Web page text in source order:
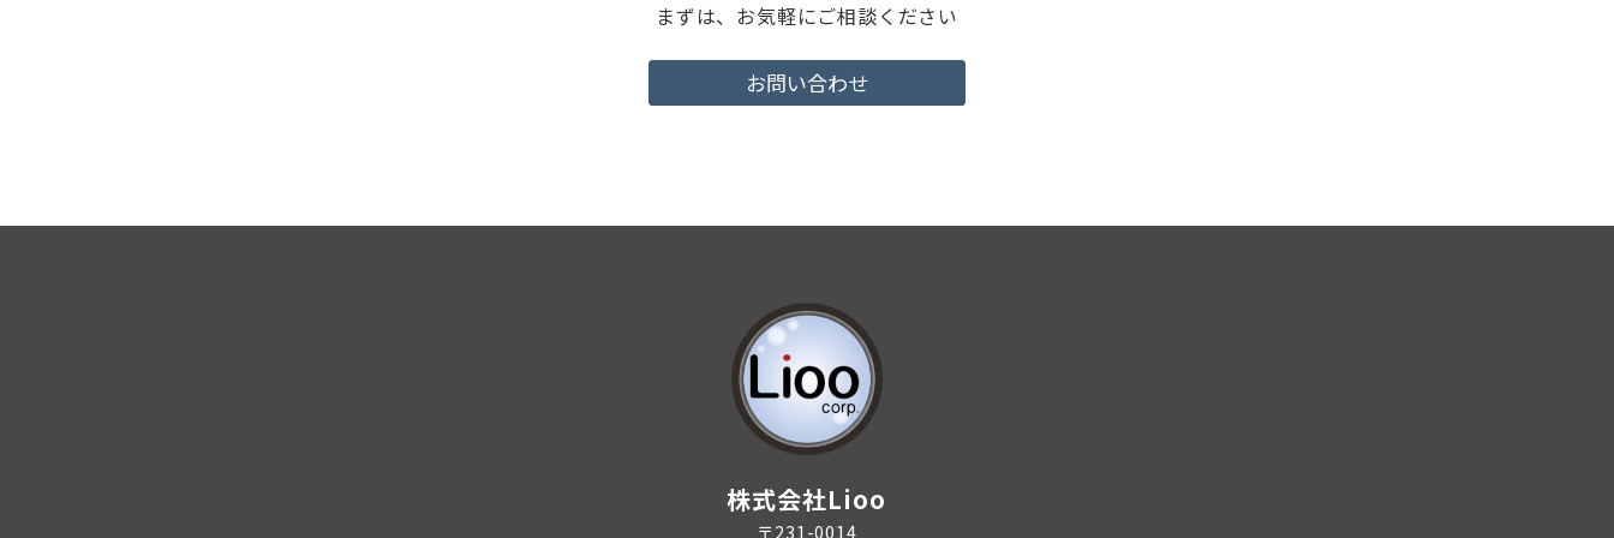
まずは、お気軽にご相談ください
お問い合わせ
株式会社Lioo
〒231-0014